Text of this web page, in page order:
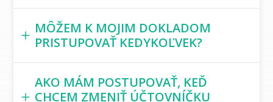
MÔŽEM K MOJIM DOKLADOM
PRISTUPOVAŤ KEDYKOĽVEK?
AKO MÁM POSTUPOVAŤ, KEĎ
CHCEM ZMENIŤ ÚČTOVNÍČKU